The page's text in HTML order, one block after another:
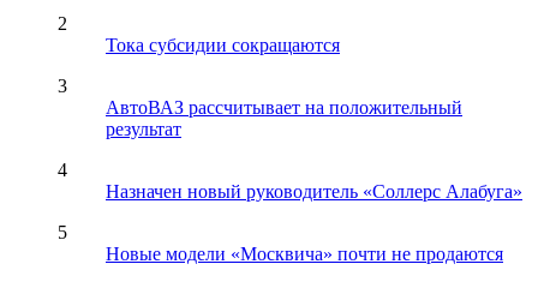
2
Тока субсидии сокращаются
3
АвтоВАЗ рассчитывает на положительный
результат
4
Назначен новый руководитель «Соллерс Алабуга»
5
Новые модели «Москвича» почти не продаются